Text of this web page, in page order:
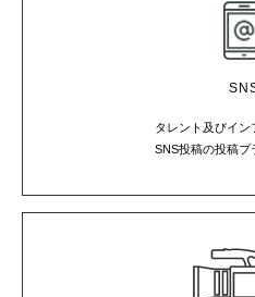
タレント及びイン
SNS投稿の投稿プ